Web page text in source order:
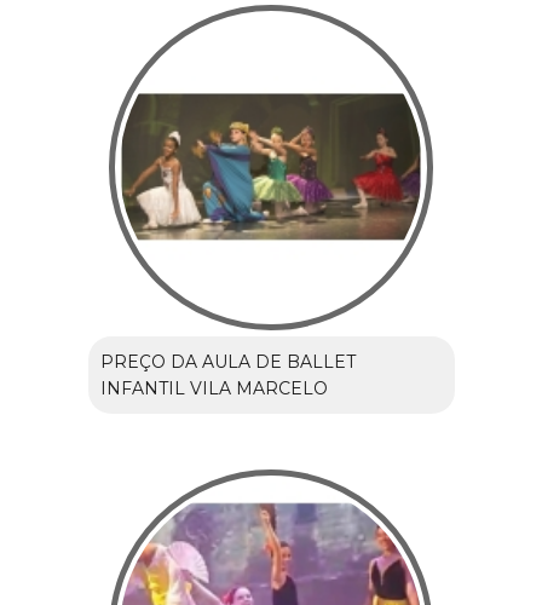
PREÇO DA AULA DE BALLET
INFANTIL VILA MARCELO